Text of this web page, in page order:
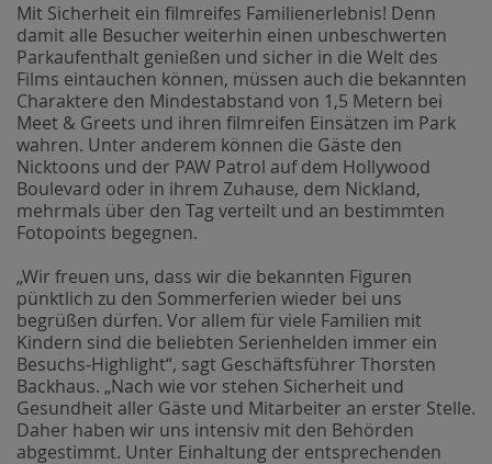
Mit Sicherheit ein filmreifes Familienerlebnis! Denn
damit alle Besucher weiterhin einen unbeschwerten
Parkaufenthalt genießen und sicher in die Welt des
Films eintauchen können, müssen auch die bekannten
Charaktere den Mindestabstand von 1,5 Metern bei
Meet & Greets und ihren filmreifen Einsätzen im Park
wahren. Unter anderem können die Gäste den
Nicktoons und der PAW Patrol auf dem Hollywood
Boulevard oder in ihrem Zuhause, dem Nickland,
mehrmals über den Tag verteilt und an bestimmten
Fotopoints begegnen.
„Wir freuen uns, dass wir die bekannten Figuren
pünktlich zu den Sommerferien wieder bei uns
begrüßen dürfen. Vor allem für viele Familien mit
Kindern sind die beliebten Serienhelden immer ein
Besuchs-Highlight“, sagt Geschäftsführer Thorsten
Backhaus. „Nach wie vor stehen Sicherheit und
Gesundheit aller Gäste und Mitarbeiter an erster Stelle.
Daher haben wir uns intensiv mit den Behörden
abgestimmt. Unter Einhaltung der entsprechenden